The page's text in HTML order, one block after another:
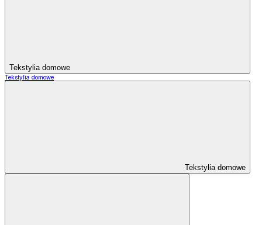
Tekstylia domowe
Tekstylia domowe
Tekstylia domowe